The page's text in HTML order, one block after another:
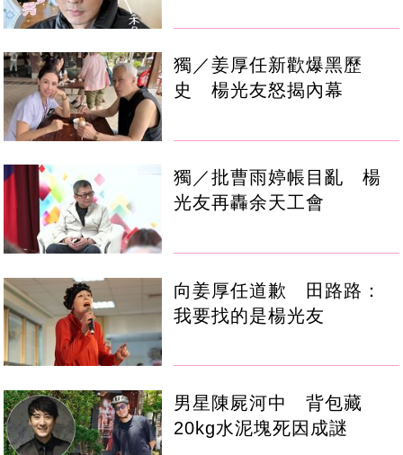
獨／姜厚任新歡爆黑歷
史 楊光友怒揭內幕
獨／批曹雨婷帳目亂 楊
光友再轟余天工會
向姜厚任道歉 田路路：
我要找的是楊光友
男星陳屍河中 背包藏
20kg水泥塊死因成謎